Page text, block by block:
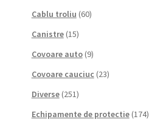
Cablu troliu (60)
Canistre (15)
Covoare auto (9)
Covoare cauciuc (23)
Diverse (251)
Echipamente de protectie (174)